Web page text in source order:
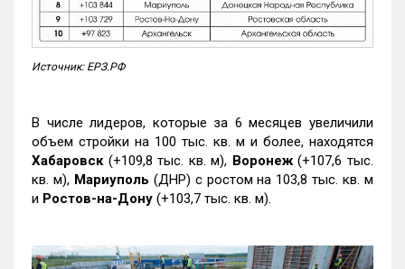
Источник: ЕРЗ.РФ
В числе лидеров, которые за 6 месяцев увеличили
объем стройки на 100 тыс. кв. м и более, находятся
Хабаровск (+109,8 тыс. кв. м), Воронеж(+107,6 тыс.
кв. м), Мариуполь (ДНР) с ростом на 103,8 тыс. кв. м
и Ростов-на-Дону (+103,7 тыс. кв. м).